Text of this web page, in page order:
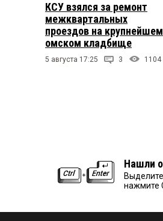
КСУ взялся за ремонт
межквартальных
проездов на крупнейшем
омском кладбище
5 августа 17:25 3 1104
Нашли
нажмите